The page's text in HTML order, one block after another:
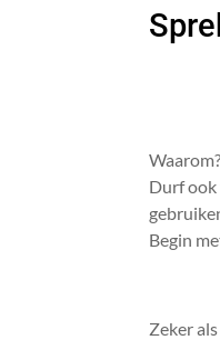
Durf ook
Begin
Zeker